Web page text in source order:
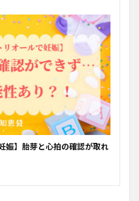
娠】胎芽と心拍の確認が取れ